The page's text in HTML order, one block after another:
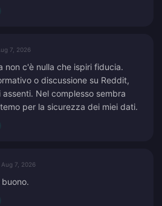
7, 2026
non c'è nulla che ispiri fiducia.
o discussione su Reddit,
Nel complesso sembra
per la sicurezza dei miei dati.
Aug 7, 2026